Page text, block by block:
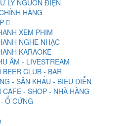
LÝ NGUỒN ĐIỆN
HÃNG
XEM PHIM
NGHE NHẠC
KARAOKE
ÂM - LIVESTREAM
BEER CLUB - BAR
- SÂN KHẤU - BIỂU DIỄN
CAFE - SHOP - NHÀ HÀNG
Ổ CỨNG